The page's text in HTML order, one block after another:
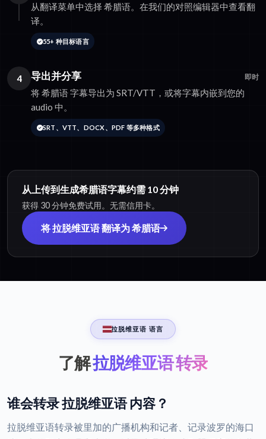
从翻译菜单中选择 希腊语。在我们的对照编辑器中查看翻
译。
55+ 种目标语言
4 导出并分享 即时
将 希腊语 字幕导出为 SRT/VTT，或将字幕内嵌到您的
audio 中。
SRT、VTT、DOCX、PDF 等多种格式
从上传到生成希腊语字幕约需 10 分钟
获得 30 分钟免费试用。无需信用卡。
将 拉脱维亚语 翻译为 希腊语
拉脱维亚语 语言
了解拉脱维亚语 转录
谁会转录 拉脱维亚语 内容？
拉脱维亚语转录被里加的广播机构和记者、记录波罗的海口